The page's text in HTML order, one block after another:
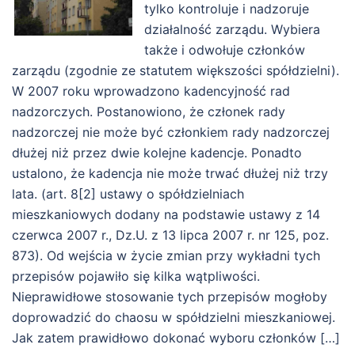
tylko kontroluje i nadzoruje
działalność zarządu. Wybiera
także i odwołuje członków
zarządu (zgodnie ze statutem większości spółdzielni).
W 2007 roku wprowadzono kadencyjność rad
nadzorczych. Postanowiono, że członek rady
nadzorczej nie może być członkiem rady nadzorczej
dłużej niż przez dwie kolejne kadencje. Ponadto
ustalono, że kadencja nie może trwać dłużej niż trzy
lata. (art. 8[2] ustawy o spółdzielniach
mieszkaniowych dodany na podstawie ustawy z 14
czerwca 2007 r., Dz.U. z 13 lipca 2007 r. nr 125, poz.
873). Od wejścia w życie zmian przy wykładni tych
przepisów pojawiło się kilka wątpliwości.
Nieprawidłowe stosowanie tych przepisów mogłoby
doprowadzić do chaosu w spółdzielni mieszkaniowej.
Jak zatem prawidłowo dokonać wyboru członków […]